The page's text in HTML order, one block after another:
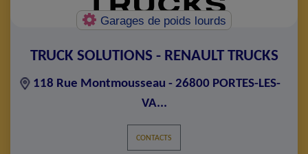
Garages de poids lourds
TRUCK SOLUTIONS - RENAULT TRUCKS
118 Rue Montmousseau - 26800 PORTES-LES-
VA...
CONTACTS